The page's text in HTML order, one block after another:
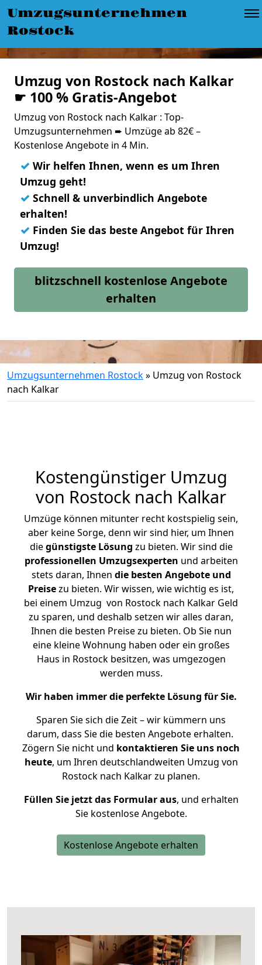
Umzugsunternehmen
Rostock
Umzug von Rostock nach Kalkar
☛ 100 % Gratis-Angebot
Umzug von Rostock nach Kalkar : Top-
Umzugsunternehmen ➨ Umzüge ab 82€ –
Kostenlose Angebote in 4 Min.
✓ Wir helfen Ihnen, wenn es um Ihren
Umzug geht!
✓ Schnell & unverbindlich Angebote
erhalten!
✓ Finden Sie das beste Angebot für Ihren
Umzug!
blitzschnell kostenlose Angebote
erhalten
Umzugsunternehmen Rostock» Umzug von Rostock
nach Kalkar
Kostengünstiger Umzug
von Rostock nach Kalkar
Umzüge können mitunter recht kostspielig sein,
aber keine Sorge, denn wir sind hier, um Ihnen
diegünstigste Lösung zu bieten. Wir sind die
professionellen Umzugsexperten und arbeiten
stets daran, Ihnen die besten Angebote und
Preisezu bieten. Wir wissen, wie wichtig es ist,
bei einem Umzug von Rostock nach Kalkar Geld
zu sparen, und deshalb setzen wir alles daran,
Ihnen die besten Preise zu bieten. Ob Sie nun
eine kleine Wohnung haben oder ein großes
Haus in Rostock besitzen, was umgezogen
werden muss.
Wir haben immer die perfekte Lösung für Sie.
Sparen Sie sich die Zeit – wir kümmern uns
darum, dass Sie die besten Angebote erhalten.
Zögern Sie nicht und kontaktieren Sie uns noch
heute, um Ihren deutschlandweiten Umzug von
Rostock nach Kalkar zu planen.
Füllen Sie jetzt das Formular aus, und erhalten
Sie kostenlose Angebote.
Kostenlose Angebote erhalten